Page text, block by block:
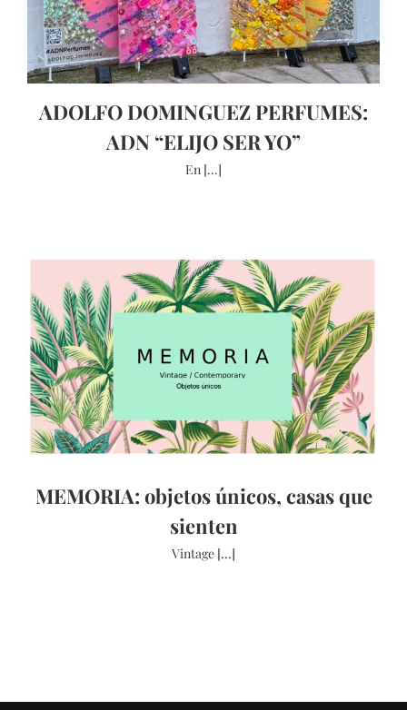
ADOLFO DOMINGUEZ PERFUMES:
ADN “ELIJO SER YO”
En [...]
MEMORIA: objetos únicos, casas que
sienten
Vintage [...]